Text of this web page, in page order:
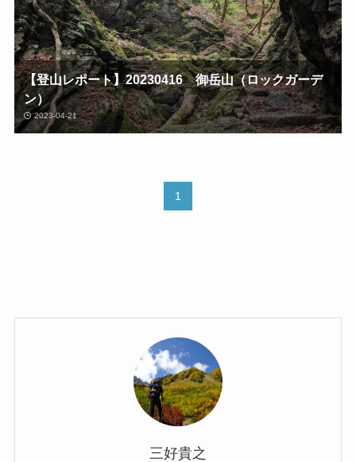
【登山レポート】20230416 御岳山（ロックガーデ
ン）
2023-04-21
1
三好貴之